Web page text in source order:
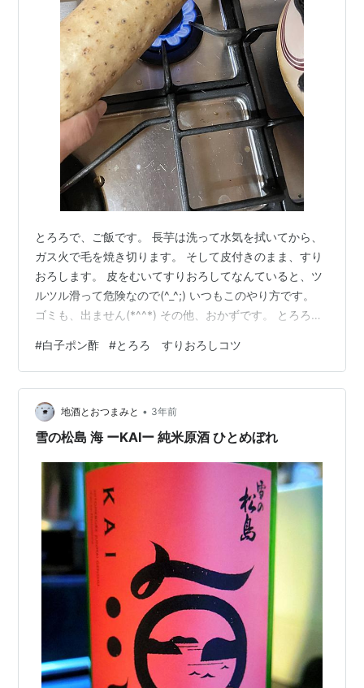
とろろで、ご飯です。 長芋は洗って水気を拭いてから、
ガス火で毛を焼き切ります。 そして皮付きのまま、すり
おろします。 皮をむいてすりおろしてなんていると、ツ
ルツル滑って危険なので(^_^;) いつもこのやり方です。
ゴミも、出ません(*^^*) その他、おかずです。 とろろご
ん草おひたし ・・・ 子どもの英語の問題に、旬について
の長文がありました。 ほうれん草の旬は冬だけど、ほと
んど知られていない。 なぜなら年中売っているか
ら・・・ でも旬の時期は、安くて品質の良いものが並ぶ
よ、みたいな。 てことで、このほうれん草、148円でシ
#白子ポン酢 #とろろ すりおろしコツ
地酒とおつまみと • 3年前
雪の松島 海 ーKAIー 純米原酒 ひとめぼれ